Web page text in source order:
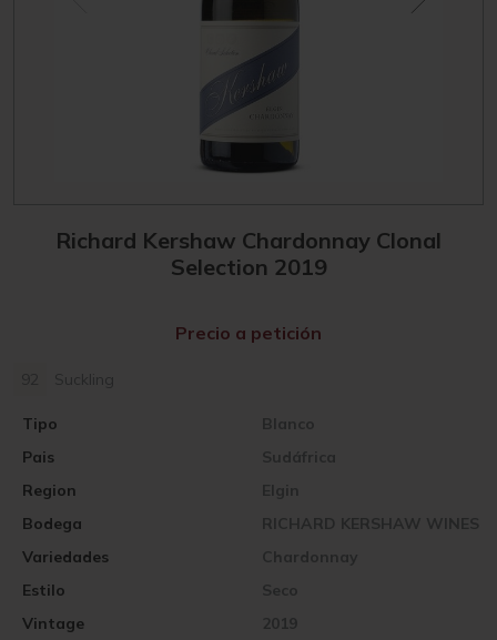
Richard Kershaw Chardonnay Clonal
Selection 2019
Suckling
Pais Sudáfrica
Vintage 2019
Region Elgin
Bodega RICHARD KERSHAW WINES
Variedades Chardonnay
Tipo Blanco
Estilo Seco
Precio a petición